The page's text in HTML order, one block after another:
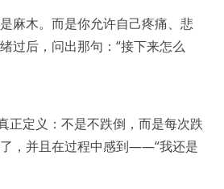
麻木。而是你允许自己疼痛、悲
过后，问出那句：“接下来怎么
正定义：不是不跌倒，而是每次跌
，并且在过程中感到——“我还是